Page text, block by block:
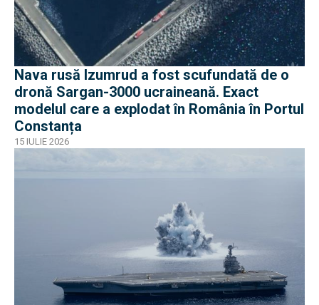
Nava rusă Izumrud a fost scufundată de o
dronă Sargan-3000 ucraineană. Exact
modelul care a explodat în România în Portul
Constanța
15 IULIE 2026